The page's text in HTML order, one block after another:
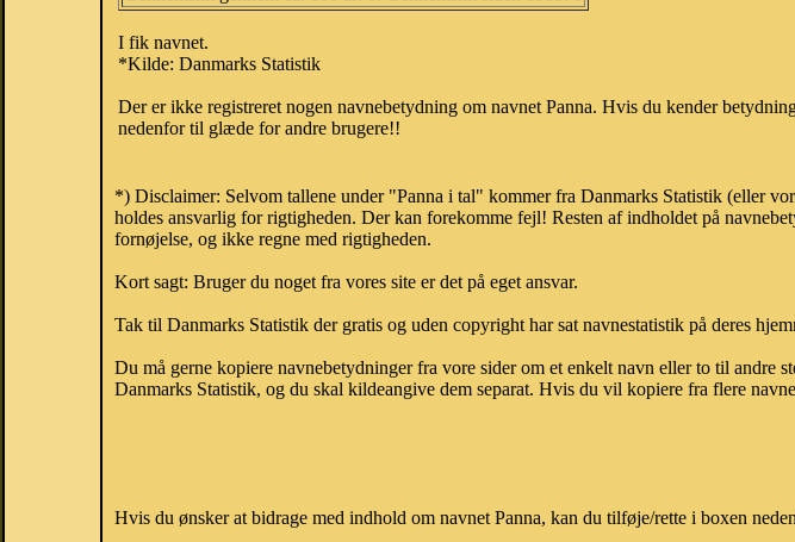
I fik navnet.
*Kilde: Danmarks Statistik
Der er ikke registreret nogen navnebetydning om navnet Panna. Hvis du kender
nedenfor til glæde for andre brugere!!
*) Disclaimer: Selvom tallene under "Panna i tal" kommer fra Danmarks Statistik (eller
holdes ansvarlig for rigtigheden. Der kan forekomme fejl! Resten af indholdet på
fornøjelse, og ikke regne med rigtigheden.
Kort sagt: Bruger du noget fra vores site er det på eget ansvar.
Tak til Danmarks Statistik der gratis og uden copyright har sat navnestatistik på deres
Du må gerne kopiere navnebetydninger fra vore sider om et enkelt navn eller to til andre
Danmarks Statistik, og du skal kildeangive dem separat. Hvis du vil kopiere fra flere
Hvis du ønsker at bidrage med indhold om navnet Panna, kan du tilføje/rette i boxen